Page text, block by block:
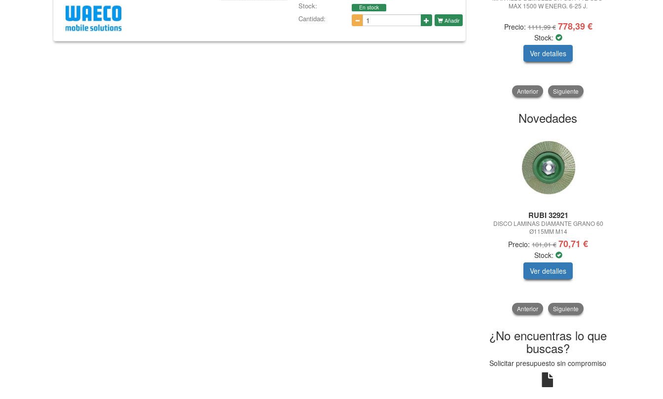
Stock: En stock
Cantidad: Añadir
MAX 1500 W ENERG. 6-25 J.
Precio:1111,99 € 778,39 €
Stock:
Ver detalles
Anterior Siguiente
Novedades
RUBI 32921
DISCO LAMINAS DIAMANTE GRANO 60
Ø115MM M14
Precio: 101,01 € 70,71 €
Stock:
Ver detalles
Anterior Siguiente
¿No encuentras lo que
buscas?
Solicitar presupuesto sin compromiso